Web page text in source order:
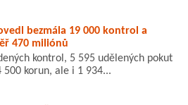
bezmála 19 000 kontrol a
470 miliónů
kontrol, 5 595 udělených pokut
500 korun, ale i 1 934...